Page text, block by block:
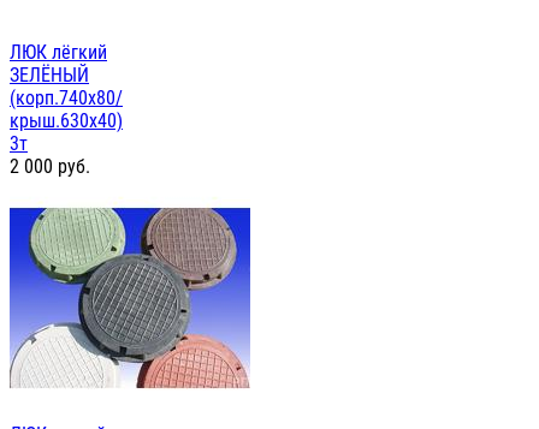
ЛЮК лёгкий
ЗЕЛЁНЫЙ
(корп.740х80/
крыш.630х40)
3т
2 000 руб.